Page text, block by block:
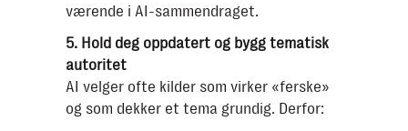
værende i AI-sammendraget.
5. Hold deg oppdatert og bygg tematisk
autoritet
AI velger ofte kilder som virker «ferske»
og som dekker et tema grundig. Derfor: